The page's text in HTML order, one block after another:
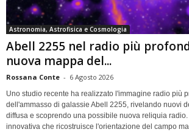
Astronomia, Astrofisica e Cosmologia
Abell 2255 nel radio più
nuova mappa del...
Rossana Conte - 6 Agosto 2026
Uno studio recente ha realizzato l'immagine radio più
dell'ammasso di galassie Abell 2255, rivelando nuovi
diffusa e scoprendo una possibile nuova reliquia
innovativa che ricostruisce l'orientazione del campo